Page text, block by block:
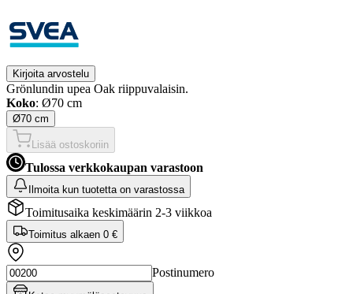
Kirjoita arvostelu
Grönlundin upea Oak riippuvalaisin.
Koko: Ø70 cm
Ø70 cm
Lisää ostoskoriin
Tulossa verkkokaupan varastoon
Ilmoita kun tuotetta on varastossa
Toimitusaika keskimäärin 2-3 viikkoa
Toimitus alkaen 0 €
Postinumero